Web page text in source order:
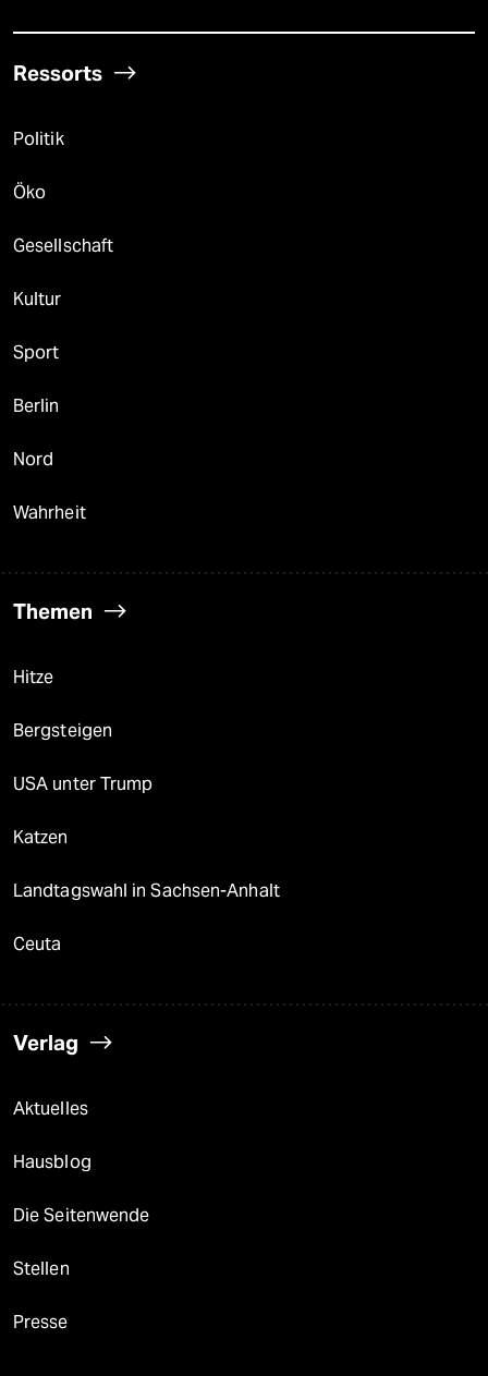
Ressorts
Politik
Öko
Gesellschaft
Kultur
Sport
Berlin
Nord
Wahrheit
Themen
Hitze
Bergsteigen
USA unter Trump
Katzen
Landtagswahl in Sachsen-Anhalt
Ceuta
Verlag
Aktuelles
Hausblog
Die Seitenwende
Stellen
Presse